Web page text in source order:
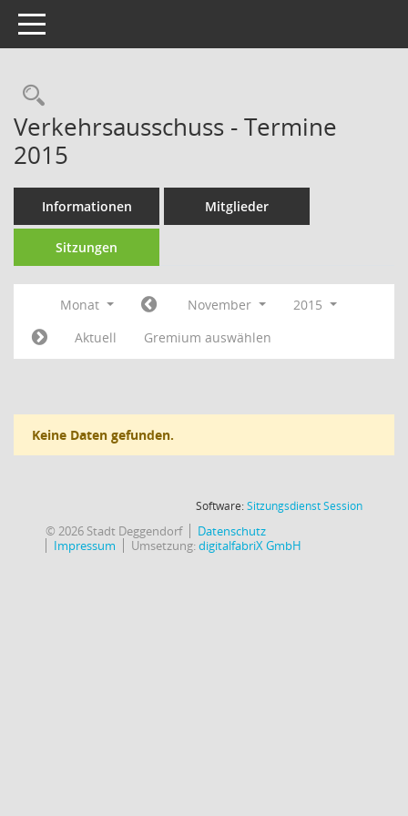
Toggle navigation
Rechercheauswahl
Verkehrsausschuss - Termine
2015
Informationen Mitglieder
Sitzungen
Monat November
2015
Aktuell
Gremium auswählen
Keine Daten gefunden.
Software:SitzungsdienstSession(Wird in
© 2026 Stadt Deggendorf
Datenschutz
Impressum
Umsetzung:digitalfabriX GmbH